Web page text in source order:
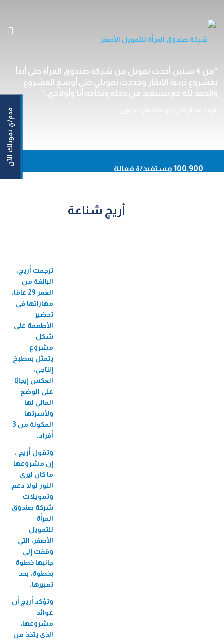
الرئيسية
من نحن
En قدم/ي تمويلك الآن
حاسبة القروض
من 4 سنين أخذت تمويل من شركة صندوق المرأة حتى أبدأ
بمشروع تربية الأبقار وجددت تمويلي حتى أوسع المشروع
والحمد لله عم بستفيد من دخله ونجاحه أنا وأولادي.
100,900 مستفيد/ة فعالة
82 منحة جامعية
3,424 مستفيد/
270,930 مستفيد/ة من التأمين
أريج شناعة
ترجمت أريج،
البالغة من
العمر 29 عامًا،
مهاراتها في
تحضير
الأطعمة على
شكل
مشروع
يتمثل بمطبخ
إنتاجي،
انعكس إيجابًا
على الوضع
المالي لها
ولأسرتها
المكونة من 3
أفراد.
وتقول أريج ،
إن مشروعها
ما كان ليرى
النور لولا دعم
وتمويلات
شركة صندوق
المرأة
للتمويل
الأصغر، التي
وقفت إلى
جانبها خطوة
بخطوة، بحد
تعبيرها.
وتؤكد أريج أن
عوائد
مشروعها،
الذي يتخذ من